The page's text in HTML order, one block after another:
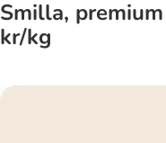
Smilla,
kr/kg